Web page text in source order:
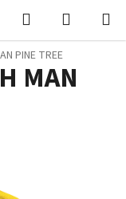
Hledat
KOŠÍK
PINE TREE
MAN